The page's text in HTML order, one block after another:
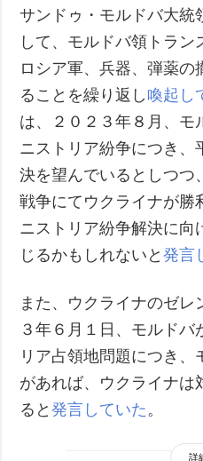
サンドゥ・モルドバ大統
して、モルドバ領トラ
ロシア軍、兵器、弾薬の
ることを繰り返し 喚起し
は、２０２３年８月、モ
ニストリア紛争につき、
決を望んでいるとしつつ
戦争にてウクライナが勝
ニストリア紛争解決に向
じるかもしれないと発言
また、ウクライナのゼレ
３年６月１日、モルドバ
リア占領地問題につき
があれば、ウクライナは
ると発言していた 。
詳